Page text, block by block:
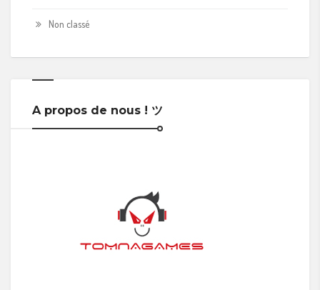
Non classé
A propos de nous ! ツ